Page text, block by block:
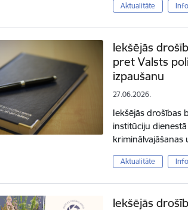
Aktualitāte
Iekšējās
pret Valsts
izpaušanu
27.06.2026.
Iekšējās drošības
institūciju
kriminālvajāšanas
Aktualitāte
Iekšējās